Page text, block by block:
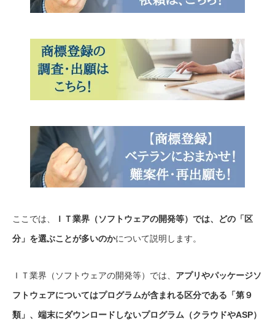
ここでは、
ＩＴ業界（ソフトウェアの開発等）では、どの「区
分」を選ぶことが多いのかについて説明します。
ＩＴ業界（ソフトウェアの開発等）では、 アプリやパッケージソ
フトウェアについてはプログラムが含まれる区分である「第９
類」、端末にダウンロードしないプログラム（クラウドやASP）